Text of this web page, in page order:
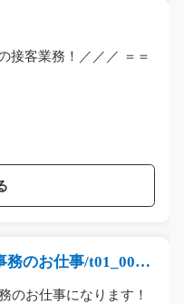
接客業務！／／／ ＝＝
のお仕事/t01_0068
のお仕事になります！